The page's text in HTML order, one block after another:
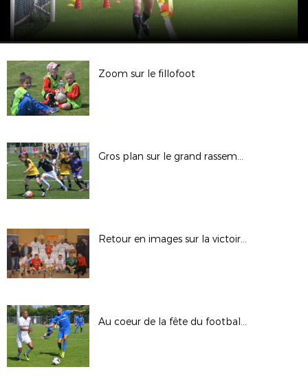
Zoom sur le fillofoot
Gros plan sur le grand rassemblement fillofoot
Retour en images sur la victoire de Torcy
Au coeur de la fête du football ultra-marin, le sacre de l'US Nett en images